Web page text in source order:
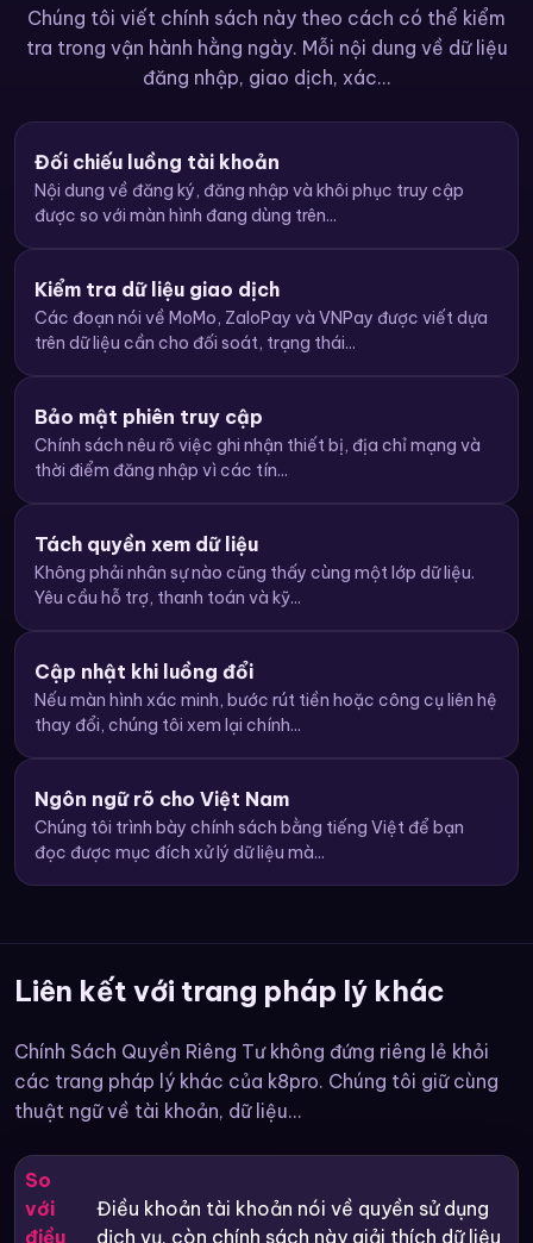
Chúng tôi viết chính sách này theo cách có thể kiểm
tra trong vận hành hằng ngày. Mỗi nội dung về dữ liệu
đăng nhập, giao dịch, xác...
Đối chiếu luồng tài khoản
Nội dung về đăng ký, đăng nhập và khôi phục truy cập
được so với màn hình đang dùng trên...
Kiểm tra dữ liệu giao dịch
Các đoạn nói về MoMo, ZaloPay và VNPay được viết dựa
trên dữ liệu cần cho đối soát, trạng thái...
Bảo mật phiên truy cập
Chính sách nêu rõ việc ghi nhận thiết bị, địa chỉ mạng và
thời điểm đăng nhập vì các tín...
Tách quyền xem dữ liệu
Không phải nhân sự nào cũng thấy cùng một lớp dữ liệu.
Yêu cầu hỗ trợ, thanh toán và kỹ...
Cập nhật khi luồng đổi
Nếu màn hình xác minh, bước rút tiền hoặc công cụ liên hệ
thay đổi, chúng tôi xem lại chính...
Ngôn ngữ rõ cho Việt Nam
Chúng tôi trình bày chính sách bằng tiếng Việt để bạn
đọc được mục đích xử lý dữ liệu mà...
Liên kết với trang pháp lý khác
Chính Sách Quyền Riêng Tư không đứng riêng lẻ khỏi
các trang pháp lý khác của k8pro. Chúng tôi giữ cùng
thuật ngữ về tài khoản, dữ liệu...
So
với
điều
Điều khoản tài khoản nói về quyền sử dụng
dịch vụ, còn chính sách này giải thích dữ liệu